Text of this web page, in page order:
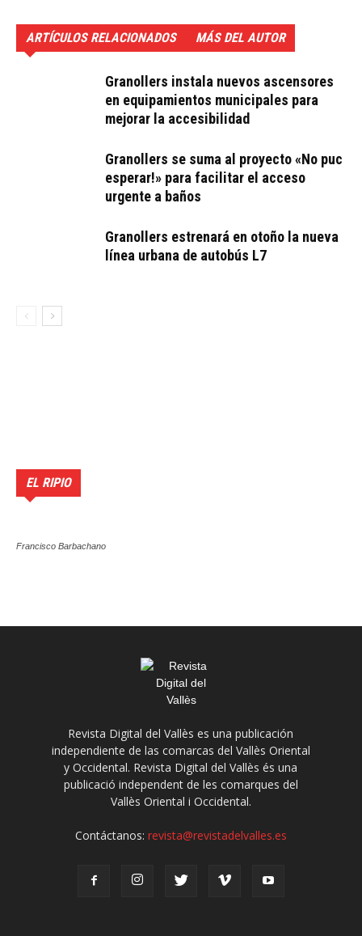
ARTÍCULOS RELACIONADOS MÁS DEL AUTOR
Granollers instala nuevos ascensores
en equipamientos municipales para
mejorar la accesibilidad
Granollers se suma al proyecto «No puc
esperar!» para facilitar el acceso
urgente a baños
Granollers estrenará en otoño la nueva
línea urbana de autobús L7
EL RIPIO
Francisco Barbachano
Revista Digital del Vallès es una publicación
independiente de las comarcas del Vallès Oriental
y Occidental. Revista Digital del Vallès és una
publicació independent de les comarques del
Vallès Oriental i Occidental.
Contáctanos: revista@revistadelvalles.es